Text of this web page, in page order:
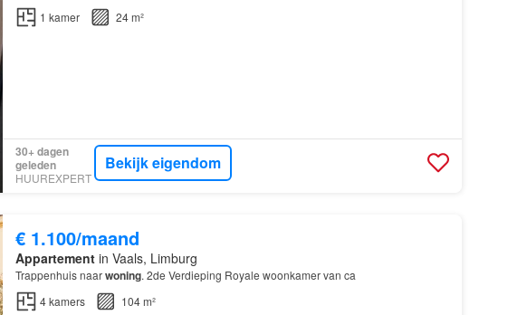
1 kamer 24 m²
30+ dagen
geleden
HUUREXPERT
Bekijk eigendom
€ 1.100/maand
Appartementin Vaals, Limburg
Trappenhuis naarwoning. 2de Verdieping Royale woonkamer van ca
4kamers
104 m²